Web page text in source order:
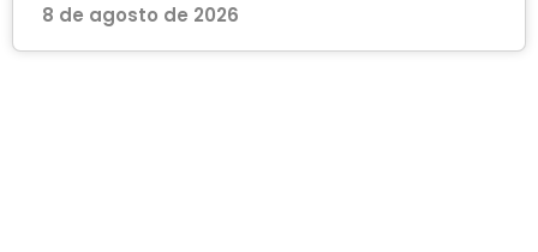
8 de agosto de 2026